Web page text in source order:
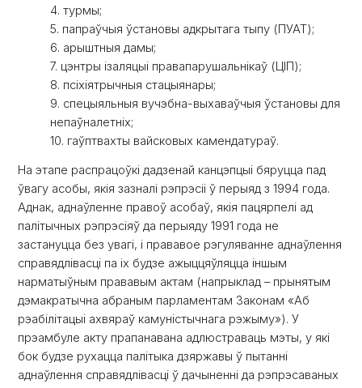
4. турмы;
5. папраўчыя ўстановы адкрытага тыпу (ПУАТ);
6. арыштныя дамы;
7. цэнтры ізаляцыі правапарушальнікаў (ЦІП);
8. псіхіятрычныя стацыянары;
9. спецыяльныя вучэбна-выхаваўчыя ўстановы для
непаўналетніх;
10. гаўптвахты вайсковых камендатураў.
На этапе распрацоўкі дадзенай канцэпцыі бяруцца пад
ўвагу асобы, якія зазналі рэпрэсіі ў перыяд з 1994 года.
Аднак, аднаўленне правоў асобаў, якія пацярпелі ад
палітычных рэпрэсіяў да перыяду 1991 года не
застануцца без увагі, і прававое рэгуляванне аднаўлення
справядлівасці па іх будзе ажыццяўляцца іншым
нарматыўным прававым актам (напрыклад – прынятым
дэмакратычна абраным парламентам Законам «Аб
рэабілітацыі ахвяраў камуністычнага рэжыму»). У
прэамбуле акту прапанавана адлюстраваць мэты, у які
бок будзе рухацца палітыка дзяржавы ў пытанні
аднаўлення справядлівасці ў дачыненні да рэпрэсаваных